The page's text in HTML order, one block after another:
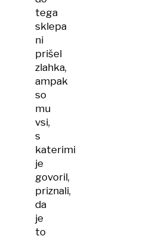
tega
sklepa
ni
prišel
zlahka,
ampak
so
mu
vsi,
s
katerimi
je
govoril,
priznali,
da
je
to